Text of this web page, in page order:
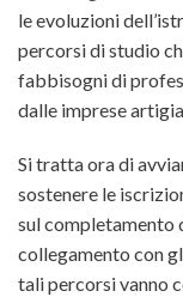
le evoluzioni
percorsi di studio
fabbisogni di
dalle imprese
Si tratta ora di
sostenere le
sul completamento
collegamento con
tali percorsi vanno